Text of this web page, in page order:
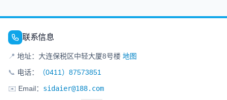
联系信息
📍 地址：大连保税区中轻大厦8号楼 地图
📞 电话：
（0411）87573851
✉️ Email： sidaier@188.com